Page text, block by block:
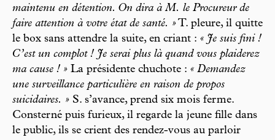
maintenu en détention. On dira à M. le Procureur de
faire attention à votre état de santé. » T. pleure, il quitte
le box sans attendre la suite, en criant : « Je suis fini !
C’est un complot ! Je serai plus là quand vous plaiderez
ma cause ! » La présidente chuchote : « Demandez
une surveillance particulière en raison de propos
suicidaires. » S. s’avance, prend six mois ferme.
Consterné puis furieux, il regarde la jeune fille dans
le public, ils se crient des rendez-vous au parloir